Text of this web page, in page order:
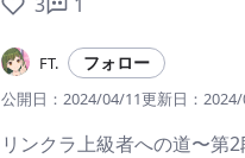
FT. フォロー
公開日： 2024/04/11更新日：
リンクラ上級者への道〜第